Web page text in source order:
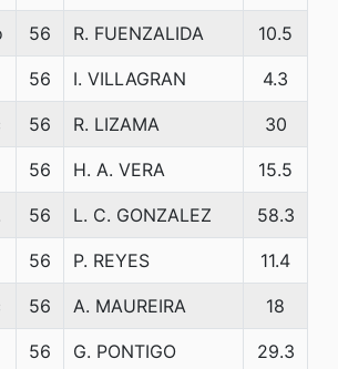
56 R. FUENZALIDA 10.5
56 I. VILLAGRAN 4.3
56 R. LIZAMA 30
56 H. A. VERA 15.5
56 L. C. GONZALEZ 58.3
56 P. REYES 11.4
56 A. MAUREIRA 18
56 G. PONTIGO 29.3